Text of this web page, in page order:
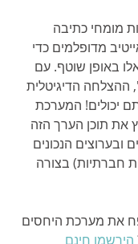
מומחי כתיבה
מדופלמים כדי
באופן שוטף. עם
הדיגיטלית
יכולים! המערכת
תוכן הערך הזה
ובערוצים הנכונים
חברתיות) בצורה
את מערכת היחסים
הירשמו חינם